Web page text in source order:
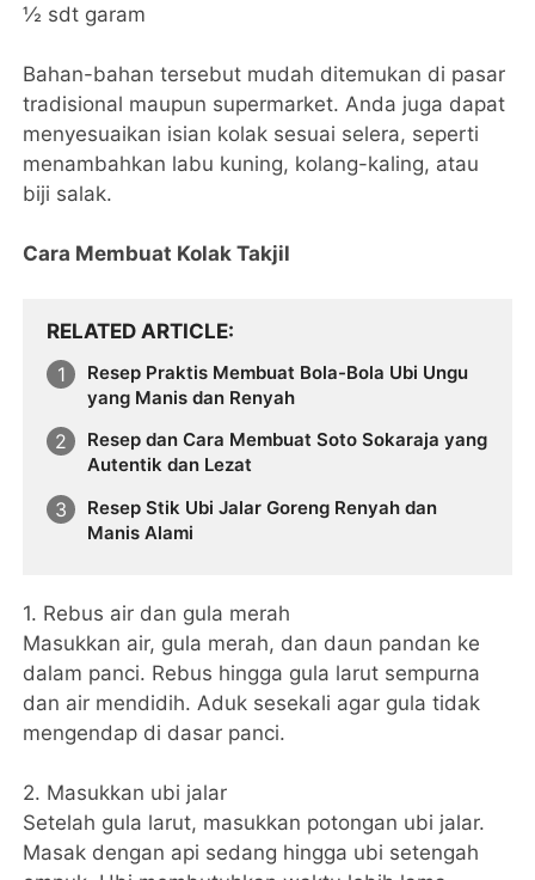
½ sdt garam
Bahan-bahan tersebut mudah ditemukan di pasar
tradisional maupun supermarket. Anda juga dapat
menyesuaikan isian kolak sesuai selera, seperti
menambahkan labu kuning, kolang-kaling, atau
biji salak.
Cara Membuat Kolak Takjil
RELATED ARTICLE
Resep Praktis Membuat Bola-Bola Ubi Ungu
yang Manis dan Renyah
Resep dan Cara Membuat Soto Sokaraja yang
Autentik dan Lezat
Resep Stik Ubi Jalar Goreng Renyah dan
Manis Alami
1. Rebus air dan gula merah
Masukkan air, gula merah, dan daun pandan ke
dalam panci. Rebus hingga gula larut sempurna
dan air mendidih. Aduk sesekali agar gula tidak
mengendap di dasar panci.
2. Masukkan ubi jalar
Setelah gula larut, masukkan potongan ubi jalar.
Masak dengan api sedang hingga ubi setengah